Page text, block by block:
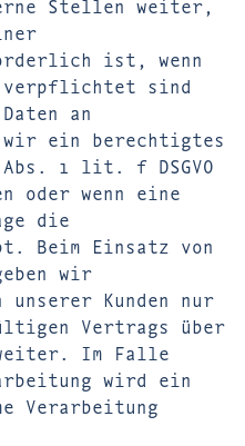
ist, wenn
sind
an
wir ein berechtigtes
1 lit. f DSGVO
oder wenn eine
die
Beim Einsatz von
wir
unserer Kunden nur
Vertrags über
Im Falle
wird ein
Verarbeitung